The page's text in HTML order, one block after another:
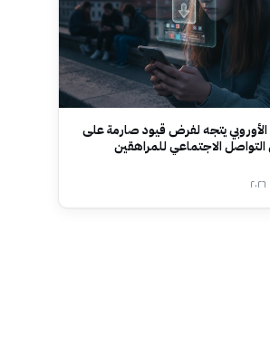
الأوروبي يتجه لفرض قيود صارمة على
الاجتماعي للمراهقين